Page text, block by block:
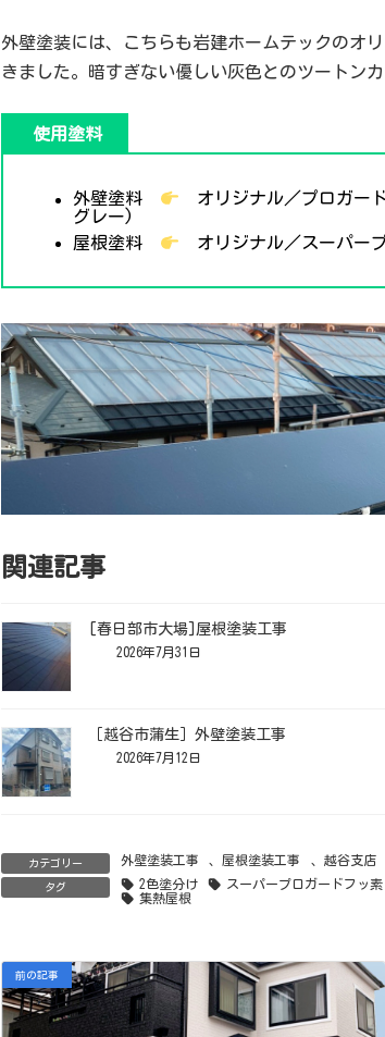
外壁塗装には、こちらも岩建ホームテックのオ
きました。暗すぎない優しい灰色とのツートン
使用塗料
外壁塗料 オリジナル／プロガー
グレー)
屋根塗料
オリジナル／スーパー
関連記事
[春日部市大場]屋根塗装工事
2026年7月31日
［越谷市蒲生］外壁塗装工事
2026年7月12日
カテゴリー 外壁塗装工事 屋根塗装工事 越谷支店
タグ 2色塗分け スーパープロガードフッ素
集熱屋根
前の記事